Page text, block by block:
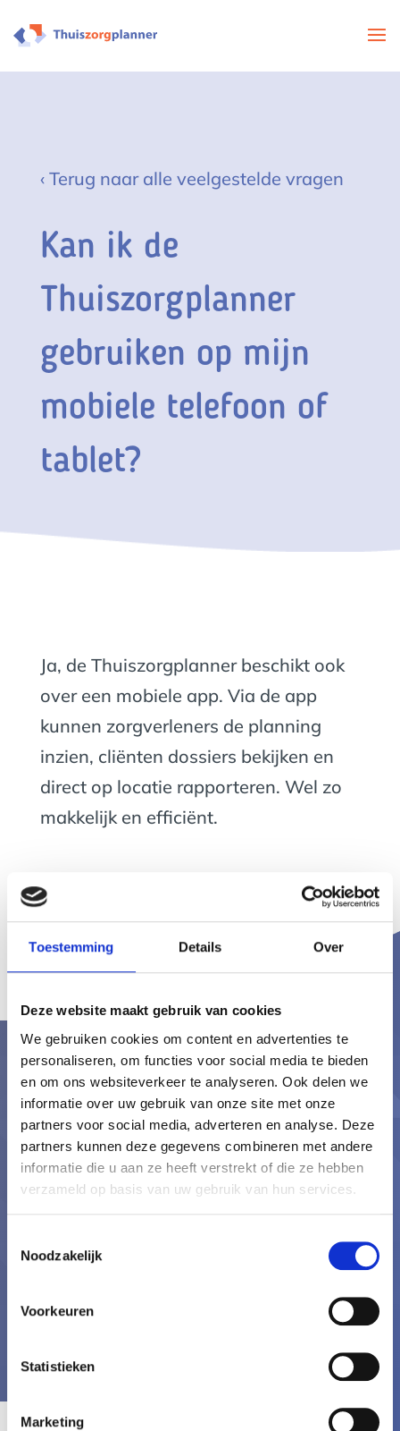
Toestemming Details Over
Deze website maakt gebruik van cookies
We gebruiken cookies om content en advertenties te
personaliseren, om functies voor social media te bieden
en om ons websiteverkeer te analyseren. Ook delen we
informatie over uw gebruik van onze site met onze
partners voor social media, adverteren en analyse. Deze
partners kunnen deze gegevens combineren met andere
informatie die u aan ze heeft verstrekt of die ze hebben
verzameld op basis van uw gebruik van hun services.
Noodzakelijk
Voorkeuren
Statistieken
Marketing
‹ Terug naar alle veelgestelde vragen
Kan ik de
Thuiszorgplanner
gebruiken op mijn
mobiele telefoon of
tablet?
Ja, de Thuiszorgplanner beschikt ook
over een mobiele app. Via de app
kunnen zorgverleners de planning
inzien, cliënten dossiers bekijken en
direct op locatie rapporteren. Wel zo
makkelijk en efficiënt.
De toekomst in met
jouw zorginstelling?
Vraag dan nu onze gratis demo aan
en ontdek of de Thuiszorgplanner